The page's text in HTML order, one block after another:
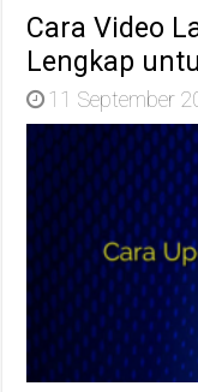
Cara Video
Lengkap
11 September